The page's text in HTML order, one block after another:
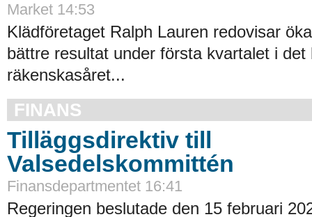
Market 14:53
Klädföretaget Ralph Lauren redovisar
bättre resultat under första kvartalet i det
räkenskasåret...
FINANS
Tilläggsdirektiv till
Valsedelskommittén
Finansdepartmentet 16:41
Regeringen beslutade den 15 februari